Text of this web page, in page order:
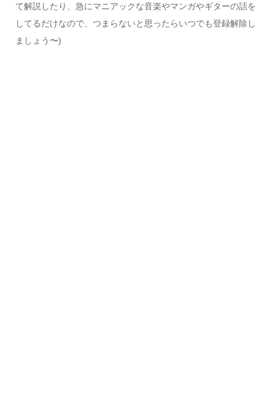
て解説したり、急にマニアックな音楽やマンガやギターの話を
してるだけなので、つまらないと思ったらいつでも登録解除し
ましょう〜)